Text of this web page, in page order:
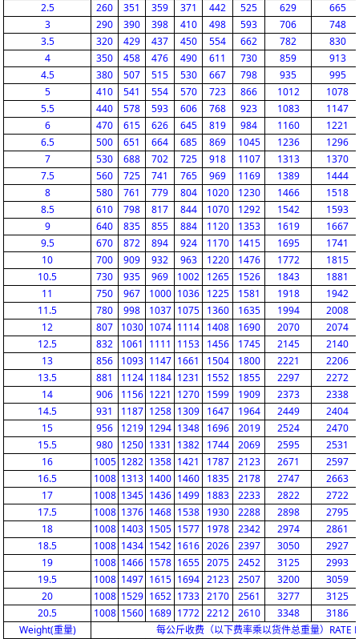
2.5
260 351 359 371 442 525 629
665
3
290 390 398 410 498 593 706
748
3.5
320 429 437 450 554 662 782
830
4
350 458 476 490 611 730 859
913
4.5
380 507 515 530 667 798 935
995
5
410 541 554 570 723 866 1012
1078
5.5
440 578 593 606 768 923 1083
1147
6
470 615 626 645 819 984 1160
1221
6.5
500 651 664 685 869 1045 1236
1296
7
530 688 702 725 918 1107 1313
1370
7.5
560 725 741 765 969 1169 1389
1444
8
580 761 779 804 1020 1230 1466
1518
8.5
610 798 817 844 1070 1292 1542
1593
9
640 835 855 884 1120 1353 1619
1667
9.5
670 872 894 924 1170 1415 1695
1741
10
700 909 932 963 1220 1476 1772
1815
10.5
730 935 969 1002 1265 1526 1843
1881
11
750 967 1000 1036 1225 1581 1918
1942
11.5
780 998 1037 1075 1360 1635 1994
2008
12
807 1030 1074 1114 1408 1690 2070
2074
12.5
832 1061 1111 1153 1456 1745 2145
2140
13
856 1093 1147 1661 1504 1800 2221
2206
13.5
881 1124 1184 1231 1552 1855 2297
2272
14
906 1156 1221 1270 1599 1909 2373
2338
14.5
931 1187 1258 1309 1647 1964 2449
2404
15
956 1219 1294 1348 1696 2019 2524
2470
15.5
980 1250 1331 1382 1744 2069 2595
2531
16
1005 1282 1358 1421 1787 2123 2671
2597
16.5
1008 1313 1400 1460 1835 2178 2747
2663
17
1008 1345 1436 1499 1883 2233 2822
2722
17.5
1008 1376 1468 1538 1930 2288 2898
2795
18
1008 1403 1505 1577 1978 2342 2974
2861
18.5
1008 1434 1542 1616 2026 2397 3050
2927
19
1008 1466 1578 1655 2075 2452 3125
2993
19.5
1008 1497 1615 1694 2123 2507 3200
3059
20
1008 1529 1652 1733 2170 2561 3277
3125
20.5
1008 1560 1689 1772 2212 2610 3348
3186
Weight(重量)
每公斤收费（以下费率乘以货件总重量）